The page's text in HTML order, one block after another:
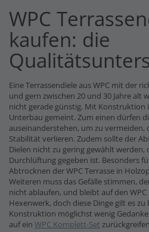
WPC
kaufen: die
Eine Terrassendiele aus WPC mit der
und gern zwischen 20 und 30 Jahre alt
nicht gerade günstig. Mit Konstruktion
Unterbau gemeint. Zum einen dürfen
auseinanderstehen, um zu vermeiden,
Stabilität verlieren. Zudem sollte der
Dielen nicht zu gering gewählt
Durchlüftung gegeben ist. Besonders
Abtrocknen der WPC Terrasse in
Weiteren muss das Gefälle stimmen,
nicht ablaufen, und bleibt auf den
Hexenwerk, doch diese Dinge gilt es
Konstruktion möglichst wenig
auf ein WPC Komplett-Set